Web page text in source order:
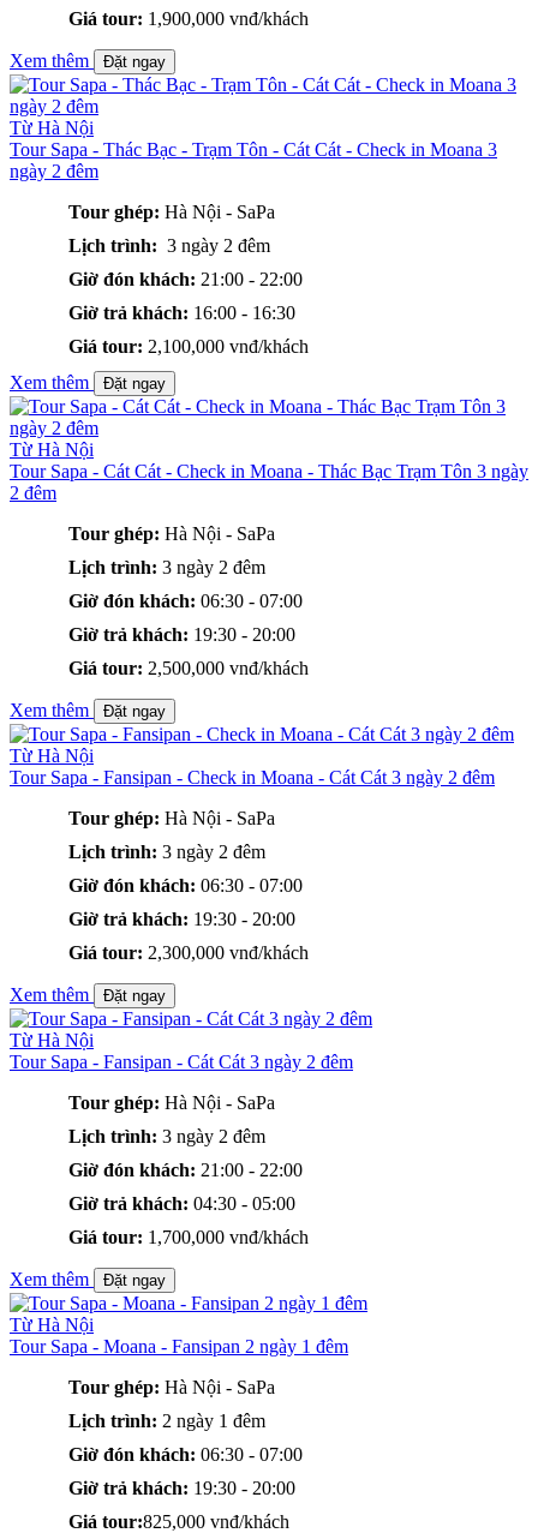
Giá tour: 1,900,000 vnđ/khách
Xem thêm Đặt ngay
Từ Hà Nội
Tour Sapa - Thác Bạc - Trạm Tôn - Cát Cát - Check in Moana 3
ngày 2 đêm
Tour ghép: Hà Nội - SaPa
Lịch trình: 3 ngày 2 đêm
Giờ đón khách: 21:00 - 22:00
Giờ trả khách: 16:00 - 16:30
Giá tour: 2,100,000 vnđ/khách
Xem thêm
Đặt ngay
Từ Hà Nội
Tour Sapa - Cát Cát - Check in Moana - Thác Bạc Trạm Tôn 3 ngày
2 đêm
Tour ghép: Hà Nội - SaPa
Lịch trình: 3 ngày 2 đêm
Giờ đón khách: 06:30 - 07:00
Giờ trả khách: 19:30 - 20:00
Giá tour: 2,500,000 vnđ/khách
Xem thêm Đặt ngay
Từ Hà Nội
Tour Sapa - Fansipan - Check in Moana - Cát Cát 3 ngày 2 đêm
Tour ghép: Hà Nội - SaPa
Lịch trình: 3 ngày 2 đêm
Giờ đón khách: 06:30 - 07:00
Giờ trả khách: 19:30 - 20:00
Giá tour: 2,300,000 vnđ/khách
Xem thêm Đặt ngay
Từ Hà Nội
Tour Sapa - Fansipan - Cát Cát 3 ngày 2 đêm
Tour ghép: Hà Nội - SaPa
Lịch trình: 3 ngày 2 đêm
Giờ đón khách: 21:00 - 22:00
Giờ trả khách: 04:30 - 05:00
Giá tour: 1,700,000 vnđ/khách
Xem thêm Đặt ngay
Từ Hà Nội
Tour Sapa - Moana - Fansipan 2 ngày 1 đêm
Tour ghép: Hà Nội - SaPa
Lịch trình: 2 ngày 1 đêm
Giờ đón khách: 06:30 - 07:00
Giờ trả khách: 19:30 - 20:00
Giá tour:825,000 vnđ/khách